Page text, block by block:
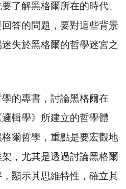
了解黑格爾所在的時代、
答的問題，要對這些背景
失於黑格爾的哲學迷宮之
的專書，討論黑格爾在
邏輯學》所建立的哲學體
爾哲學，重點是要宏觀地
，尤其是透過討論黑格爾
顯示其思維特性，確立其